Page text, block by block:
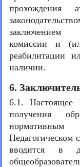
прохождения
заключением
комиссии и
реабилитации
наличии.
6.
6.1. Настоящее
получения
Педагогическом
вводится в